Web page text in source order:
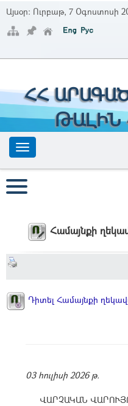
Այսօր: Ուրբաթ, 7 Օգոստոսի
ՀՀ
ԹԱԼԻՆ
Համայնքի
Դիտել Համայնքի
03 հուլիսի 2026 թ.
ՎԱՐՉԱԿԱՆ